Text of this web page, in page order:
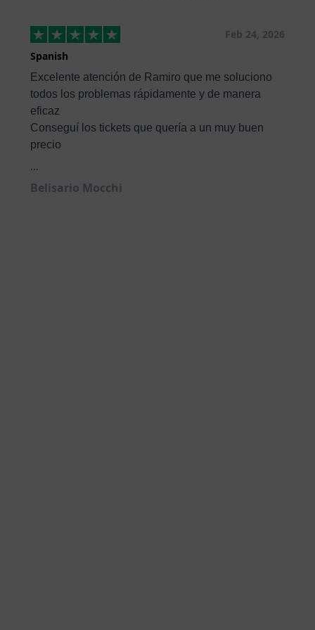
Feb 24, 2026
Spanish
Excelente atención de Ramiro que me soluciono
todos los problemas rápidamente y de manera
eficaz
Conseguí los tickets que quería a un muy buen
precio
...
Belisario Mocchi